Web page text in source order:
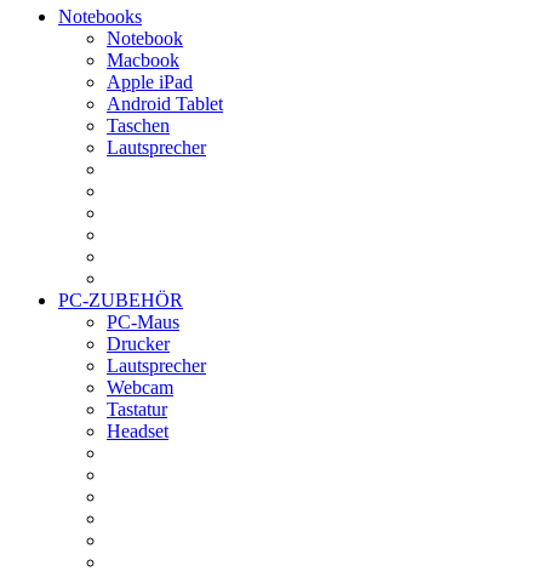
Notebooks
Notebook
Macbook
Apple iPad
Android Tablet
Taschen
Lautsprecher
PC-ZUBEHÖR
PC-Maus
Drucker
Lautsprecher
Webcam
Tastatur
Headset